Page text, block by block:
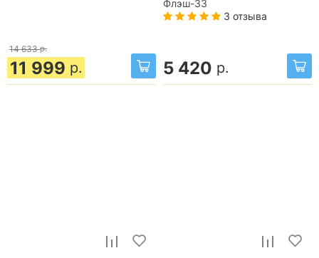
14 633 р.
11 999 р.
Флэш-33
3 отзыва
5 420 р.